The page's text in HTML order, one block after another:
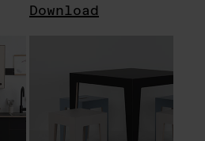
Download